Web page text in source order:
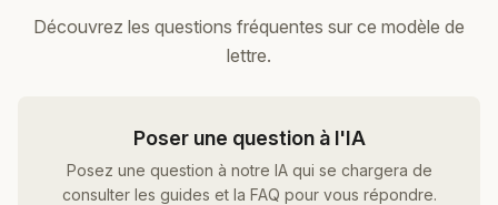
Découvrez les questions fréquentes sur ce modèle de
lettre.
Poser une question à l'IA
Posez une question à notre IA qui se chargera de
consulter les guides et la FAQ pour vous répondre.